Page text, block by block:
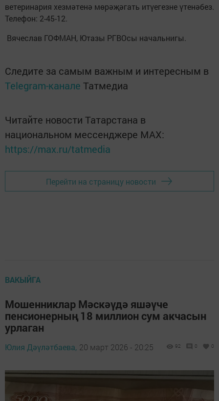
ветеринария хезмәтенә мөрәҗәгать итүегезне үтенәбез.
Телефон: 2-45-12.
Вячеслав ГОФМАН, Ютазы РГВОсы начальнигы.
Следите за самым важным и интересным в
Telegram-канале Татмедиа
Читайте новости Татарстана в
национальном мессенджере MАХ:
https://max.ru/tatmedia
Перейти на страницу новости
ВАКЫЙГА
Мошенниклар Мәскәүдә яшәүче
пенсионерның 18 миллион сум акчасын
урлаган
Юлия Дәүләтбаева, 20 март 2026 - 20:25 92 0 0